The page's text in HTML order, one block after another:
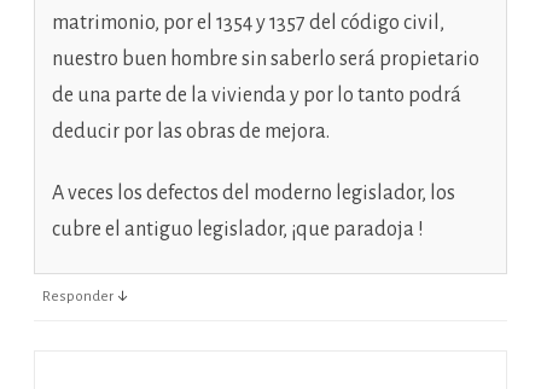
matrimonio, por el 1354 y 1357 del código civil,
nuestro buen hombre sin saberlo será propietario
de una parte de la vivienda y por lo tanto podrá
deducir por las obras de mejora.
A veces los defectos del moderno legislador, los
cubre el antiguo legislador, ¡que paradoja !
Responder ↓